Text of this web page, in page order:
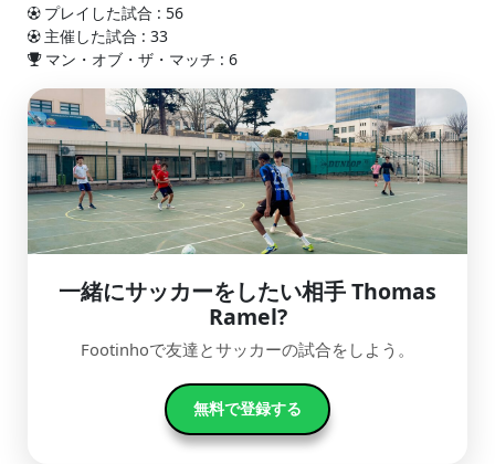
プレイした試合 : 56
主催した試合 : 33
マン・オブ・ザ・マッチ : 6
一緒にサッカーをしたい相手 Thomas
Ramel?
Footinhoで友達とサッカーの試合をしよう。
無料で登録する